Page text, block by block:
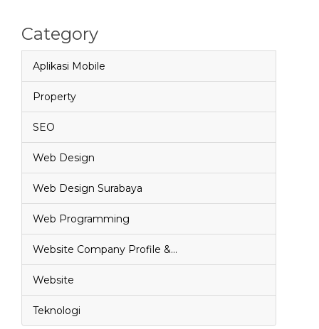
Category
Aplikasi Mobile
Property
SEO
Web Design
Web Design Surabaya
Web Programming
Website Company Profile &…
Website
Teknologi